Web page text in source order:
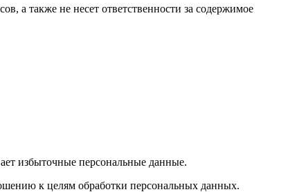
а также не несет ответственности за содержимое
избыточные персональные данные.
к целям обработки персональных данных.